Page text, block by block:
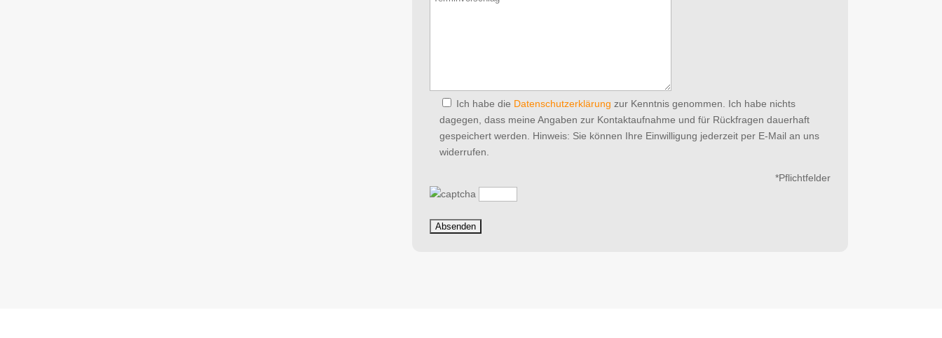
Ich habe die Datenschutzerklärung zur Kenntnis genommen. Ich habe nichts
dagegen, dass meine Angaben zur Kontaktaufnahme und für Rückfragen dauerhaft
gespeichert werden. Hinweis: Sie können Ihre Einwilligung jederzeit per E-Mail an uns
widerrufen.
*Pflichtfelder